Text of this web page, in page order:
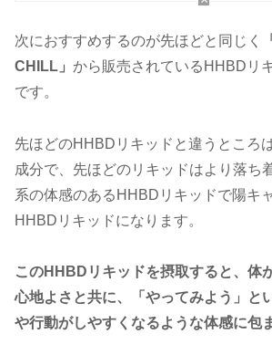
次におすすめするのが先ほどと同じく
CHILL」 から販売されているHHBDリ
です。
先ほどのHHBDリキッドと違うところ
成分で、先ほどのリキッドはより落ち
系の体感のあるHHBDリキッドで陽キ
HHBDリキッドになります。
このHHBDリキッドを摂取すると、体
心地よさと共に、「やってみよう」と
や行動がしやすくなるような体感に包